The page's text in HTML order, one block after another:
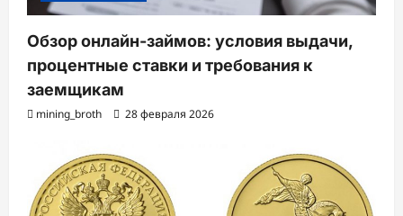
Обзор онлайн-займов: условия выдачи,
процентные ставки и требования к
заемщикам
mining_broth 28 февраля 2026